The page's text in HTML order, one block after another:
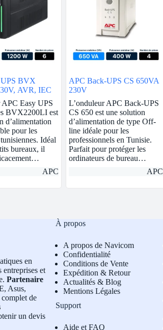
BVX
AVR, IEC
APC Easy UPS
BVX2200LI est
d’alimentation
pour les
Idéal
bureaux, il
APC
APC Back-UPS CS 650VA
230V
L’onduleur APC Back-UPS
CS 650 est une solution
d’alimentation de type Off-
line idéale pour les
professionnels en Tunisie.
Parfait pour protéger les
ordinateurs de bureau…
APC
en
entreprises et
Partenaire
Asus,
de
un devis
À propos
A propos de Navicom
Confidentialité
Conditions de Vente
Expédition & Retour
Actualités & Blog
Mentions Légales
Support
Aide et FAQ